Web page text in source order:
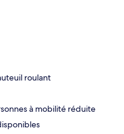
roulant
à mobilité réduite